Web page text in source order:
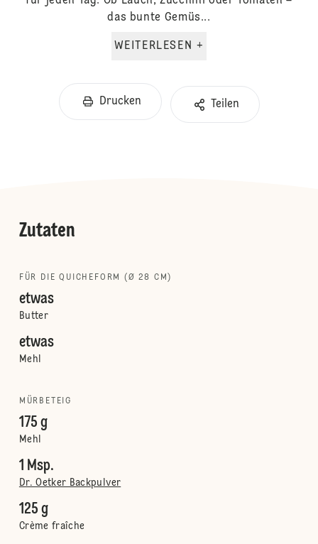
das bunte Gemüs...
WEITERLESEN +
Drucken Teilen
Zutaten
FÜR DIE QUICHEFORM (Ø 28 CM)
etwas
Butter
etwas
Mehl
MÜRBETEIG
175 g
Mehl
1 Msp.
Dr. Oetker Backpulver
125 g
Crème fraîche